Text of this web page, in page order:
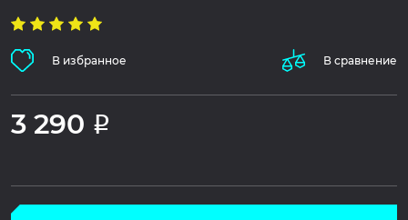
В избранное В сравнение
3 290 Р